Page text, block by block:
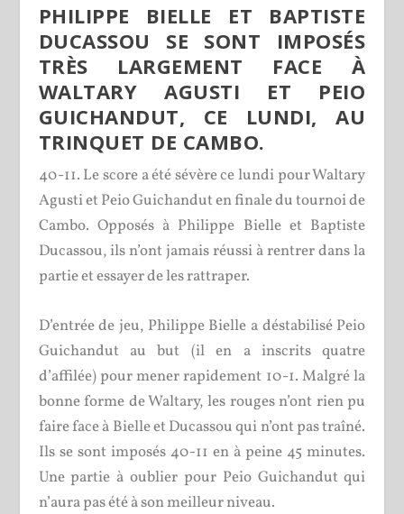
PHILIPPE BIELLE ET BAPTISTE
DUCASSOU SE SONT IMPOSÉS
TRÈS LARGEMENT FACE À
WALTARY AGUSTI ET PEIO
GUICHANDUT, CE LUNDI, AU
TRINQUET DE CAMBO.
40-11. Le score a été sévère ce lundi pour Waltary
Agusti et Peio Guichandut en finale du tournoi de
Cambo. Opposés à Philippe Bielle et Baptiste
Ducassou, ils n’ont jamais réussi à rentrer dans la
partie et essayer de les rattraper.
D’entrée de jeu, Philippe Bielle a déstabilisé Peio
Guichandut au but (il en a inscrits quatre
d’affilée) pour mener rapidement 10-1. Malgré la
bonne forme de Waltary, les rouges n’ont rien pu
faire face à Bielle et Ducassou qui n’ont pas traîné.
Ils se sont imposés 40-11 en à peine 45 minutes.
Une partie à oublier pour Peio Guichandut qui
n’aura pas été à son meilleur niveau.